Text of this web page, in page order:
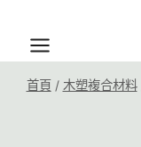
首頁 / 木塑複合材料